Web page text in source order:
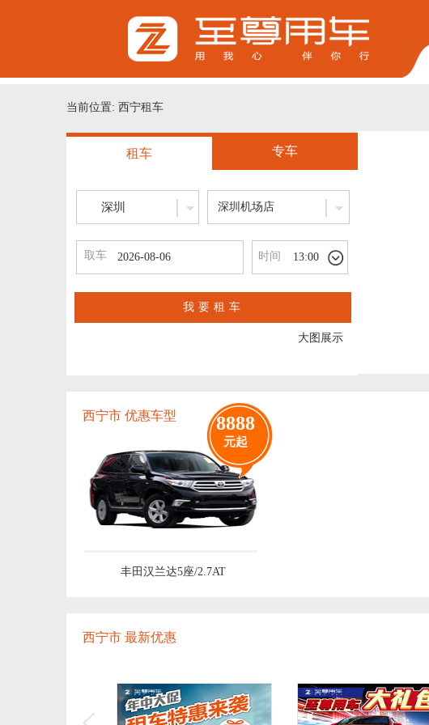
当前位置: 西宁租车
租车 专车
深圳 深圳机场店
取车 时间 13:00
我要租车
大图展示
西宁市 优惠车型 8888
元起
丰田汉兰达5座/2.7AT
西宁市 最新优惠